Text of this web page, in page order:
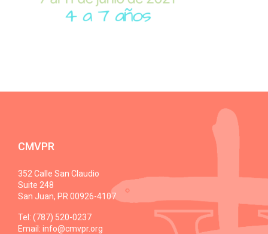
CMVPR
352 Calle San Claudio
Suite 248
San Juan, PR 00926-4107
Tel: (787) 520-0237
Email: info@cmvpr.org